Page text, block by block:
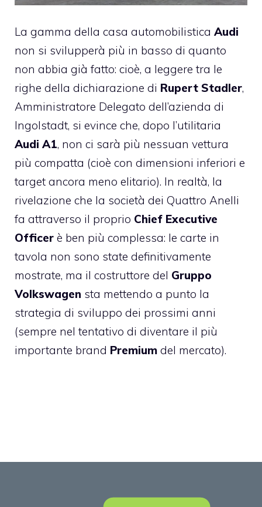
La gamma della casa automobilistica Audi
non si svilupperà più in basso di quanto
non abbia già fatto: cioè, a leggere tra le
righe della dichiarazione di Rupert Stadler,
Amministratore Delegato dell’azienda di
Ingolstadt, si evince che, dopo l’utilitaria
Audi A1, non ci sarà più nessuan vettura
più compatta (cioè con dimensioni inferiori e
target ancora meno elitario). In realtà, la
rivelazione che la società dei Quattro Anelli
fa attraverso il proprio Chief Executive
Officer è ben più complessa: le carte in
tavola non sono state definitivamente
mostrate, ma il costruttore del Gruppo
Volkswagen sta mettendo a punto la
strategia di sviluppo dei prossimi anni
(sempre nel tentativo di diventare il più
importante brand Premium del mercato).